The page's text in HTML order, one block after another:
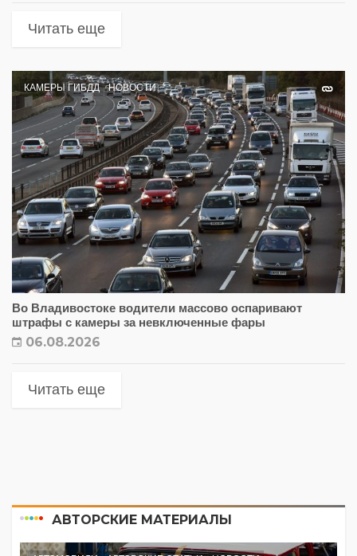
Читать еще
КАМЕРЫ ГИБДД НОВОСТИ
Во Владивостоке водители массово оспаривают
штрафы с камеры за невключенные фары
06.08.2026
Читать еще
АВТОРСКИЕ МАТЕРИАЛЫ